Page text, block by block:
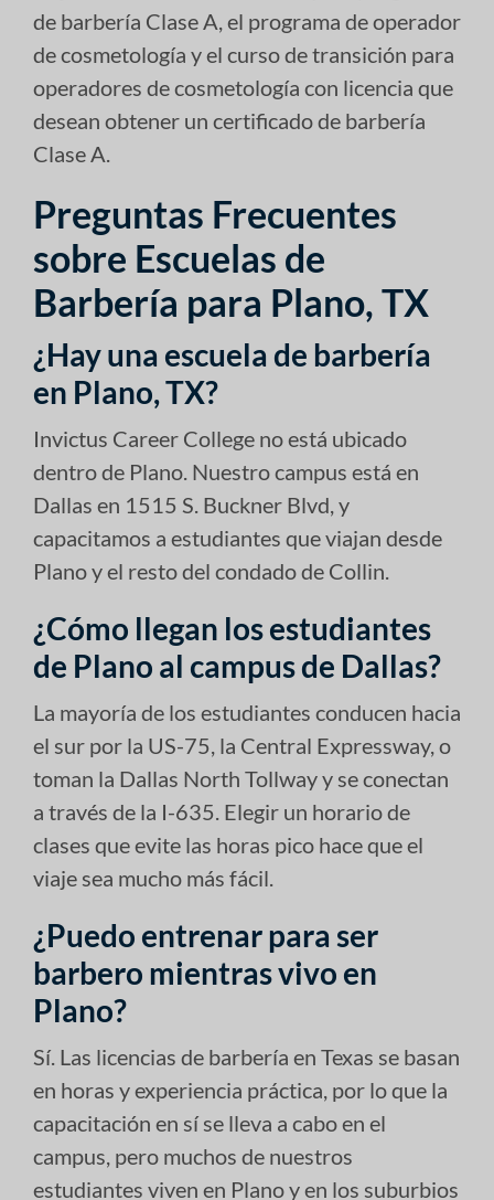
de barbería Clase A, el programa de operador
de cosmetología y el curso de transición para
operadores de cosmetología con licencia que
desean obtener un certificado de barbería
Clase A.
Preguntas Frecuentes
sobre Escuelas de
Barbería para Plano, TX
¿Hay una escuela de barbería
en Plano, TX?
Invictus Career College no está ubicado
dentro de Plano. Nuestro campus está en
Dallas en 1515 S. Buckner Blvd, y
capacitamos a estudiantes que viajan desde
Plano y el resto del condado de Collin.
¿Cómo llegan los estudiantes
de Plano al campus de Dallas?
La mayoría de los estudiantes conducen hacia
el sur por la US-75, la Central Expressway, o
toman la Dallas North Tollway y se conectan
a través de la I-635. Elegir un horario de
clases que evite las horas pico hace que el
viaje sea mucho más fácil.
¿Puedo entrenar para ser
barbero mientras vivo en
Plano?
Sí. Las licencias de barbería en Texas se basan
en horas y experiencia práctica, por lo que la
capacitación en sí se lleva a cabo en el
campus, pero muchos de nuestros
estudiantes viven en Plano y en los suburbios